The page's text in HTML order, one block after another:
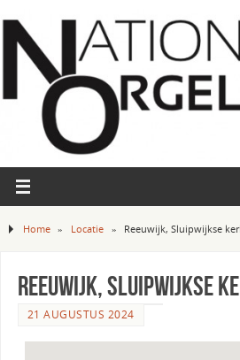
Home » Locatie » Reeuwijk, Sluipwijkse
Reeuwijk, Sluipwijkse
21 AUGUSTUS 2024